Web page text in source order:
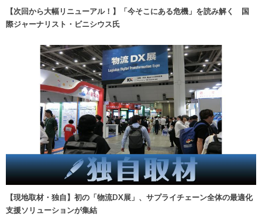
【次回から大幅リニューアル！】「今そこにある危機」を読み解く 国
際ジャーナリスト・ビニシウス氏
【現地取材・独自】初の「物流DX展」、サプライチェーン全体の最適化
支援ソリューションが集結